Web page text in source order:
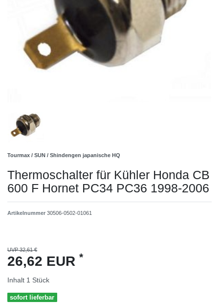
Tourmax / SUN / Shindengen japanische HQ
Thermoschalter für Kühler Honda CB
600 F Hornet PC34 PC36 1998-2006
Artikelnummer 30506-0502-01061
UVP 32,61 €
26,62 EUR *
Inhalt 1 Stück
sofort lieferbar